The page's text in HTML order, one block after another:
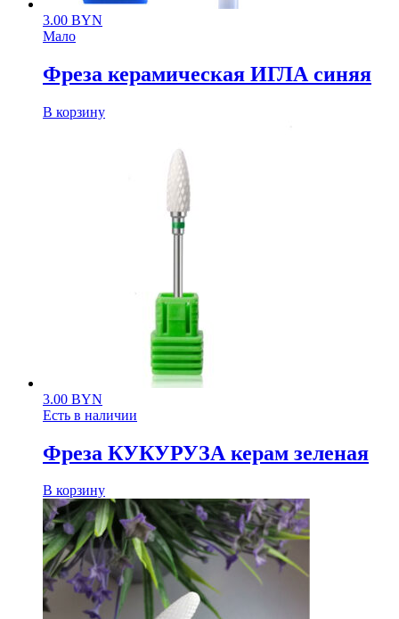
3.00 BYN
Мало
Фреза керамическая ИГЛА синяя
В корзину
3.00 BYN
Есть в наличии
Фреза КУКУРУЗА керам зеленая
В корзину